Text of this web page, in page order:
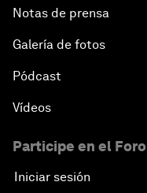
Notas de prensa
Galería de fotos
Pódcast
Vídeos
Participe en el Foro
Iniciar sesión